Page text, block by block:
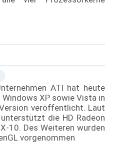
ATI hat heute
XP sowie Vista in
veröffentlicht. Laut
die HD Radeon
10. Des Weiteren wurden
vorgenommen